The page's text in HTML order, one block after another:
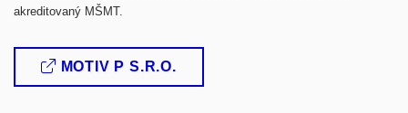
akreditovaný MŠMT.
MOTIV P S.R.O.